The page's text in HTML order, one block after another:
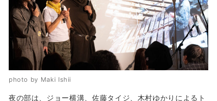
photo by Maki Ishii
夜の部は、ジョー横溝、佐藤タイジ、木村ゆかりによるト